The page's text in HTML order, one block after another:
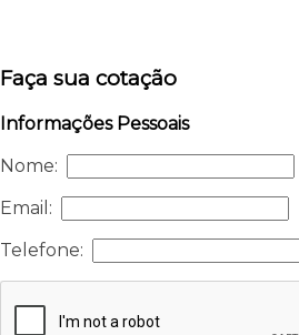
Faça sua cotação
Informações Pessoais
Nome:
Email:
Telefone: